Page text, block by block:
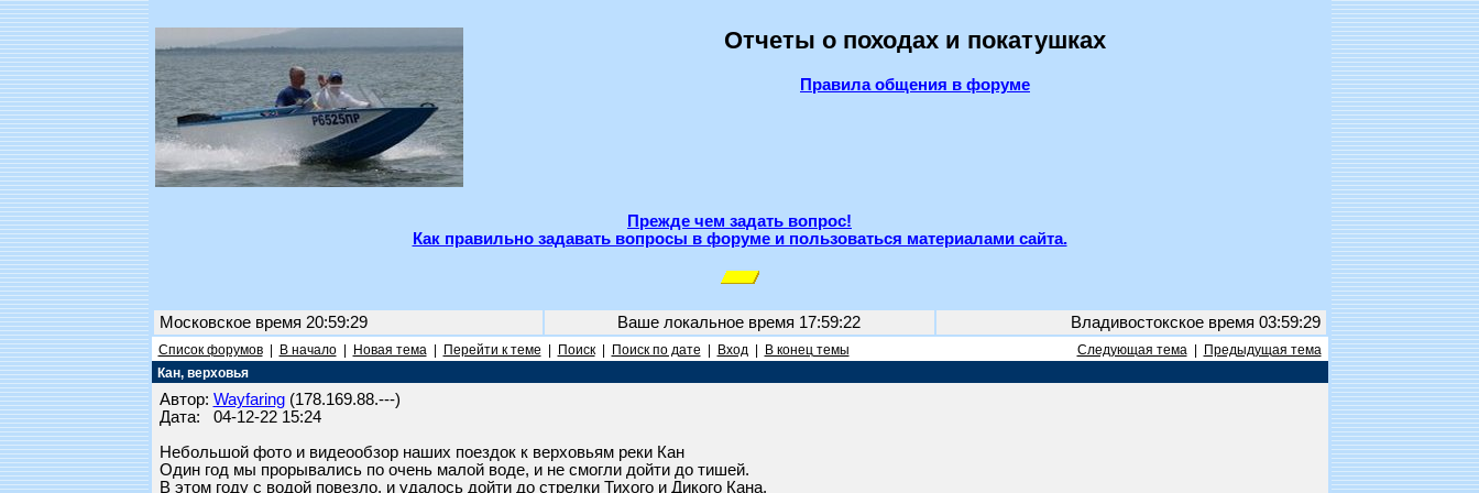
Отчеты о походах и покатушках
Правила общения в форуме
Прежде чем задать вопрос!
Как правильно задавать вопросы в форуме и пользоваться материалами сайта.
Московское время 20:59:29 Ваше локальное время 17:59:22 Владивостокское время 03:59:29
Список форумов| В начало| Новая тема| Перейти к теме Поиск| Поиск по дате Вход| В конец темы Следующая тема|
Предыдущая тема
Кан, верховья
Автор: Wayfaring(178.169.88.---)
Дата: 04-12-22 15:24
Небольшой фото и видеообзор наших поездок к верховьям реки Кан
Один год мы прорывались по очень малой воде, и не смогли дойти до тишей.
В этом году с водой повезло, и удалось дойти до стрелки Тихого и Дикого Кана.